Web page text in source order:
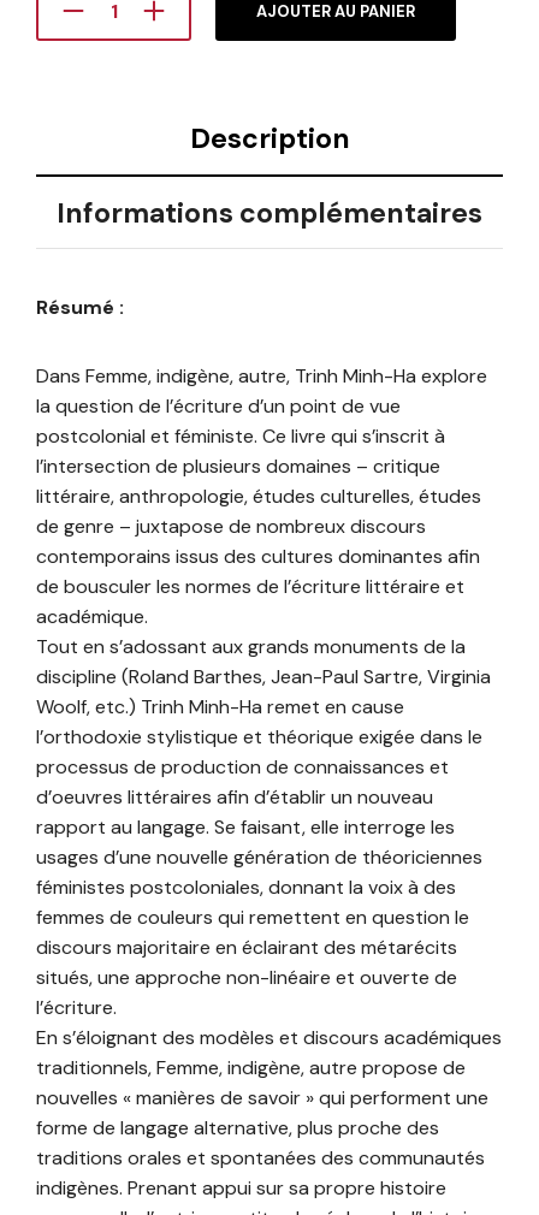
AJOUTER AU PANIER
Description
Informations complémentaires
Résumé :
Dans Femme, indigène, autre, Trinh Minh-Ha explore
la question de l’écriture d’un point de vue
postcolonial et féministe. Ce livre qui s’inscrit à
l’intersection de plusieurs domaines – critique
littéraire, anthropologie, études culturelles, études
de genre – juxtapose de nombreux discours
contemporains issus des cultures dominantes afin
de bousculer les normes de l’écriture littéraire et
académique.
Tout en s’adossant aux grands monuments de la
discipline (Roland Barthes, Jean-Paul Sartre, Virginia
Woolf, etc.) Trinh Minh-Ha remet en cause
l’orthodoxie stylistique et théorique exigée dans le
processus de production de connaissances et
d’oeuvres littéraires afin d’établir un nouveau
rapport au langage. Se faisant, elle interroge les
usages d’une nouvelle génération de théoriciennes
féministes postcoloniales, donnant la voix à des
femmes de couleurs qui remettent en question le
discours majoritaire en éclairant des métarécits
situés, une approche non-linéaire et ouverte de
l’écriture.
En s’éloignant des modèles et discours académiques
traditionnels, Femme, indigène, autre propose de
nouvelles « manières de savoir » qui performent une
forme de langage alternative, plus proche des
traditions orales et spontanées des communautés
indigènes. Prenant appui sur sa propre histoire